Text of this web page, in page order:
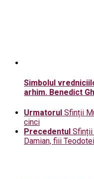
Simbolul
arhim. Benedict
Urmatorul Sfinții
cinci
Precedentul Sfinții
Damian, fiii